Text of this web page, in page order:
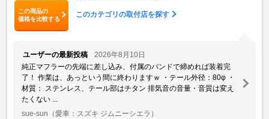
この商品の
価格を比較する
このカテゴリの取付店を探す
ユーザーの最新投稿
2026年8月10日
純正マフラーの先端に差し込み、付属のバンドで締めれば装着完
了！ 作業は、あっという間に終わりますｗ ・テール外径：80φ ・
材質： ステンレス、テール部はチタン 排気音の音量・音質は変え
たくない ...
sue-sun （愛車：スズキ ジムニーシエラ）